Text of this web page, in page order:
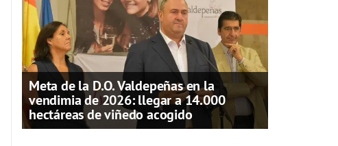
Meta de la D.O. Valdepeñas en la
vendimia de 2026: llegar a 14.000
hectáreas de viñedo acogido